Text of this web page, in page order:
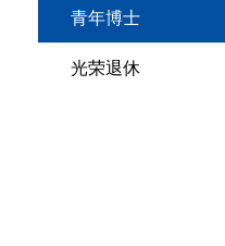
青年博士
光荣退休